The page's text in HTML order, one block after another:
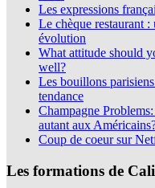
Les expressions
Le chèque restaurant
évolution
What attitude should
well?
Les bouillons
tendance
Champagne
autant aux
Coup de coeur sur
Les formations de